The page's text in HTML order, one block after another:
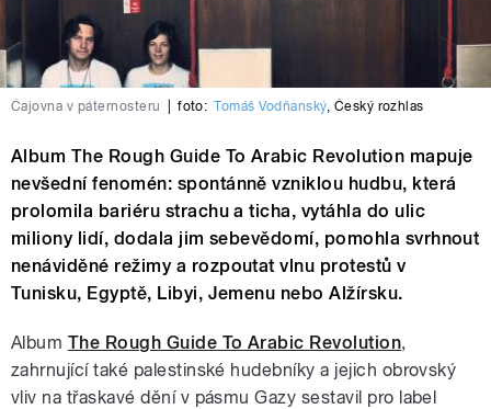
Čajovna v páternosteru foto: Tomáš Vodňanský, Český rozhlas
Album The Rough Guide To Arabic Revolution mapuje
nevšední fenomén: spontánně vzniklou hudbu, která
prolomila bariéru strachu a ticha, vytáhla do ulic
miliony lidí, dodala jim sebevědomí, pomohla svrhnout
nenáviděné režimy a rozpoutat vlnu protestů v
Tunisku, Egyptě, Libyi, Jemenu nebo Alžírsku.
Album The Rough Guide To Arabic Revolution,
zahrnující také palestinské hudebníky a jejich obrovský
vliv na třaskavé dění v pásmu Gazy sestavil pro label